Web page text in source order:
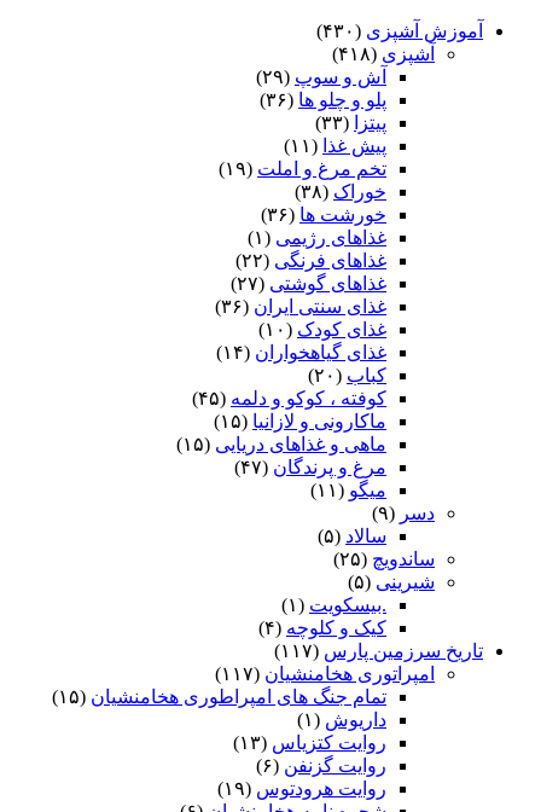
آموزش آشپزی (۴۳۰)
آشپزی (۴۱۸)
آش و سوپ (۲۹)
پلو و چلو ها (۳۶)
پیتزا
(۳۳)
پیش غذا (۱۱)
تخم مرغ و املت (۱۹)
خوراک (۳۸)
خورشت ها (۳۶)
غذاهای رژیمی (۱)
غذاهای فرنگی (۲۲)
غذاهای گوشتی (۲۷)
غذای سنتی ایران (۳۶)
غذای کودک (۱۰)
غذای گیاهخواران (۱۴)
کباب (۲۰)
کوفته ، کوکو و دلمه (۴۵)
ماکارونی و لازانیا (۱۵)
ماهی و غذاهای دریایی (۱۵)
مرغ و پرندگان (۴۷)
میگو (۱۱)
دسر (۹)
سالاد (۵)
ساندویچ (۲۵)
شیرینی (۵)
.بیسکویت (۱)
کیک و کلوچه (۴)
تاریخ سرزمین پارس (۱۱۷)
امپراتوری هخامنشیان (۱۱۷)
تمام جنگ های امپراطوری هخامنشیان (۱۵)
داریوش (۱)
روایت کتزیاس (۱۳)
روایت گزنفن (۶)
روایت هرودتوس (۱۹)